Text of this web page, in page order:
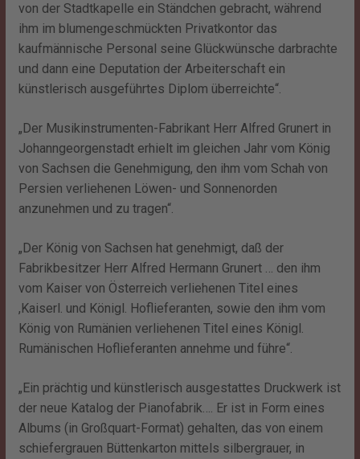
von der Stadtkapelle ein Ständchen gebracht, während
ihm im blumengeschmückten Privatkontor das
kaufmännische Personal seine Glückwünsche darbrachte
und dann eine Deputation der Arbeiterschaft ein
künstlerisch ausgeführtes Diplom überreichte“.
„Der Musikinstrumenten-Fabrikant Herr Alfred Grunert in
Johanngeorgenstadt erhielt im gleichen Jahr vom König
von Sachsen die Genehmigung, den ihm vom Schah von
Persien verliehenen Löwen- und Sonnenorden
anzunehmen und zu tragen“.
„Der König von Sachsen hat genehmigt, daß der
Fabrikbesitzer Herr Alfred Hermann Grunert … den ihm
vom Kaiser von Österreich verliehenen Titel eines
,Kaiserl. und Königl. Hoflieferanten, sowie den ihm vom
König von Rumänien verliehenen Titel eines Königl.
Rumänischen Hoflieferanten annehme und führe“.
„Ein prächtig und künstlerisch ausgestattes Druckwerk ist
der neue Katalog der Pianofabrik…. Er ist in Form eines
Albums (in Großquart-Format) gehalten, das von einem
schiefergrauen Büttenkarton mittels silbergrauer, in